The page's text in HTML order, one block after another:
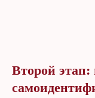
Второй